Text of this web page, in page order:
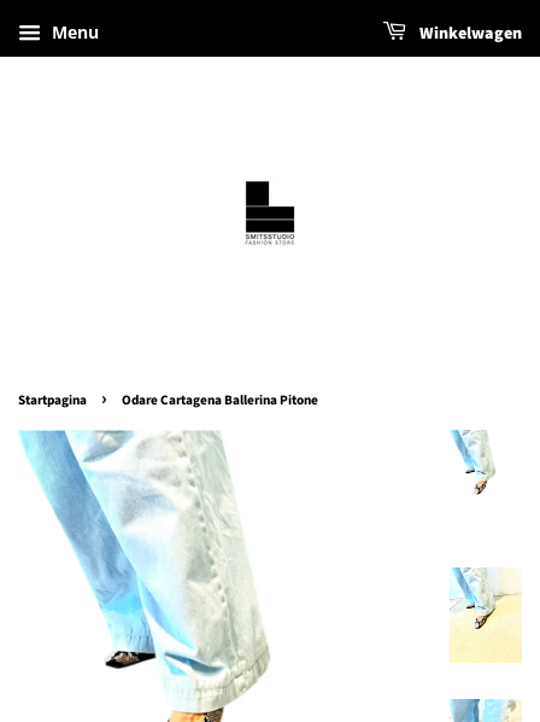
Menu Winkelwagen
Startpagina › Odare Cartagena Ballerina Pitone